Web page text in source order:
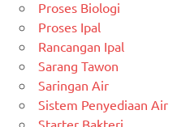
Proses Biologi
Proses Ipal
Rancangan Ipal
Sarang Tawon
Saringan Air
Sistem Penyediaan Air